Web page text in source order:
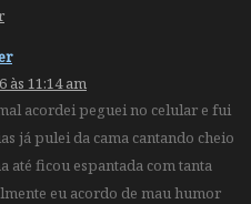
às 11:14 am
acordei peguei no celular e fui
já pulei da cama cantando cheio
até ficou espantada com tanta
eu acordo de mau humor